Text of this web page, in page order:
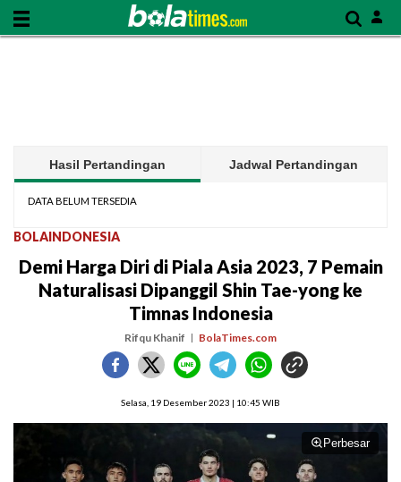
Hasil Pertandingan Jadwal Pertandingan
DATA BELUM TERSEDIA
BOLAINDONESIA
Demi Harga Diri di Piala Asia 2023, 7 Pemain
Naturalisasi Dipanggil Shin Tae-yong ke
Timnas Indonesia
Rifqu Khanif BolaTimes.com
Selasa, 19 Desember 2023 | 10:45 WIB
Perbesar